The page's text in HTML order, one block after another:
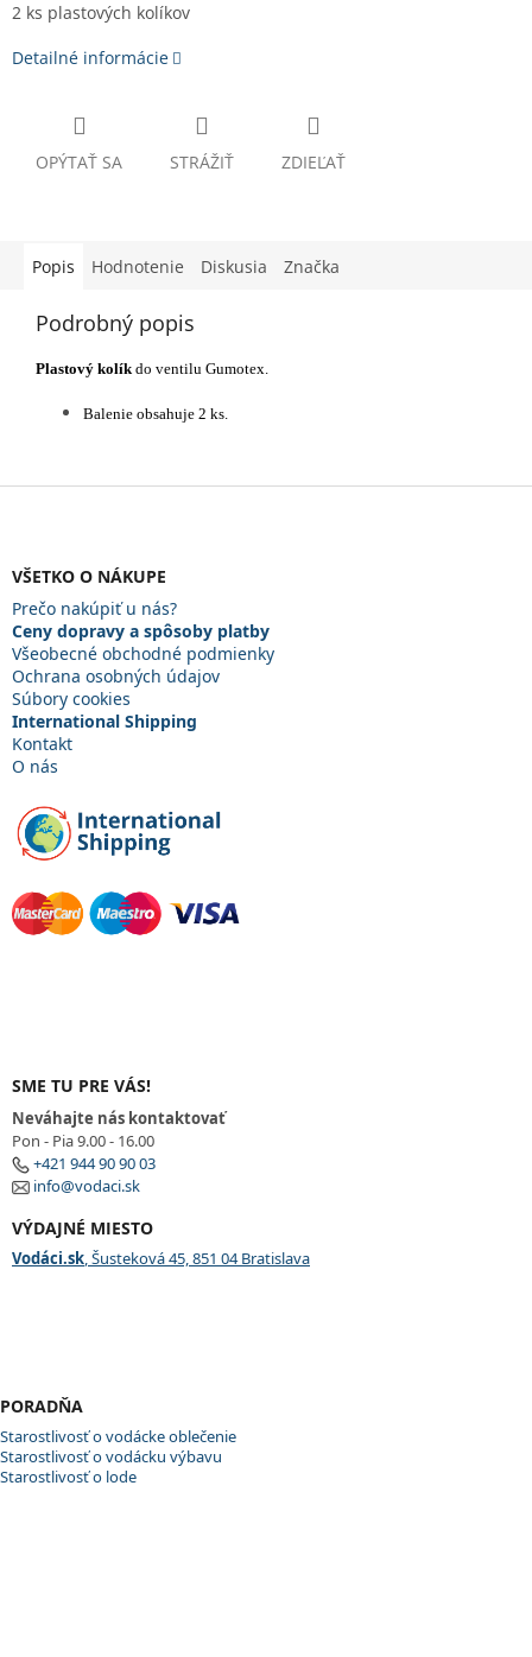
2 ks plastových kolíkov
Detailné informácie
OPÝTAŤ SA STRÁŽIŤ ZDIEĽAŤ
Popis Hodnotenie Diskusia Značka
Podrobný popis
Plastový kolíkdo ventilu Gumotex.
Balenie obsahuje 2 ks.
Z
VŠETKO O NÁKUPE
Prečo nakúpiť u nás?
Ceny dopravy a spôsoby platby
Všeobecné obchodné podmienky
Ochrana osobných údajov
Súbory cookies
International Shipping
Kontakt
O nás
SME TU PRE VÁS!
Neváhajte nás kontaktovať
Pon - Pia 9.00 - 16.00
+421 944 90 90 03
info@vodaci.sk
VÝDAJNÉ MIESTO
Vodáci.sk, Šusteková 45, 851 04 Bratislava
PORADŇA
Starostlivosť o vodácke oblečenie
Starostlivosť o vodácku výbavu
Starostlivosť o lode